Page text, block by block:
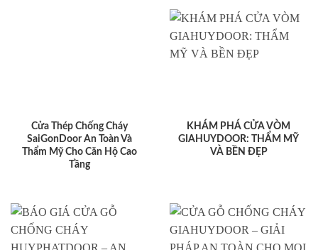
Cửa Thép Chống Cháy
SaiGonDoor An Toàn Và
Thẩm Mỹ Cho Căn Hộ Cao
Tầng
KHÁM PHÁ CỬA VÒM
GIAHUYDOOR: THẨM MỸ
VÀ BỀN ĐẸP